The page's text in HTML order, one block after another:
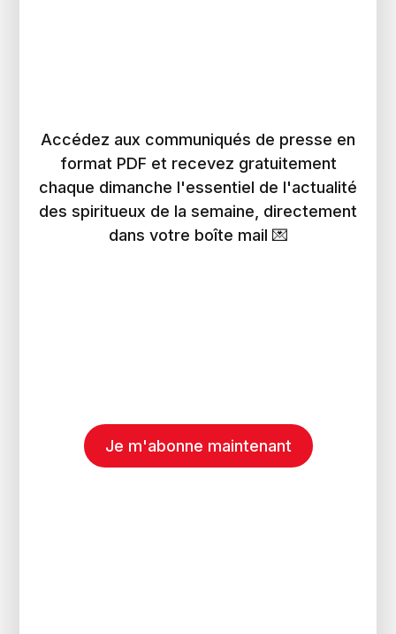
Accédez aux communiqués de presse en
format PDF et recevez gratuitement
chaque dimanche l'essentiel de l'actualité
des spiritueux de la semaine, directement
dans votre boîte mail 💌
Je m'abonne maintenant